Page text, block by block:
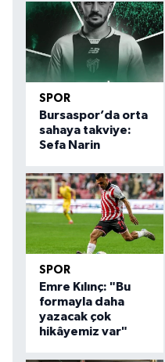
SPOR
Bursaspor’da orta
sahaya takviye:
Sefa Narin
SPOR
Emre Kılınç: "Bu
formayla daha
yazacak çok
hikâyemiz var"